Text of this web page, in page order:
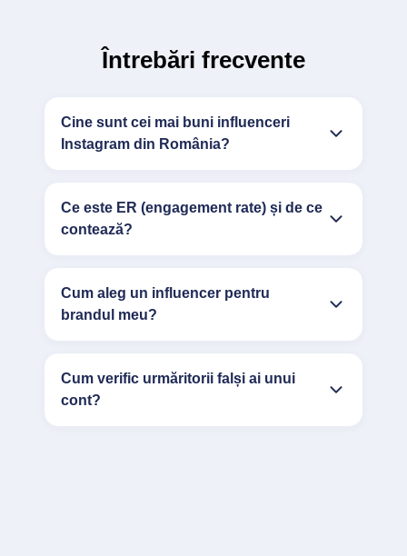
Întrebări frecvente
Cine sunt cei mai buni influenceri
Instagram din România?
Ce este ER (engagement rate) și de ce
contează?
Cum aleg un influencer pentru
brandul meu?
Cum verific urmăritorii falși ai unui
cont?